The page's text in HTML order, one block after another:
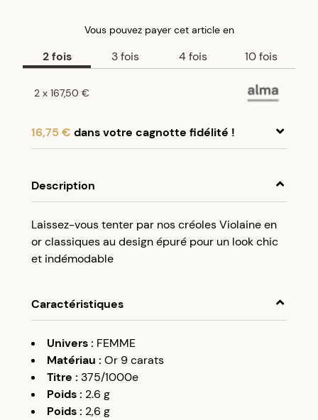
Vous pouvez payer cet articleen
2fois 3fois 4fois 10fois
2 x 167,50 €
16,75 € dans votre cagnotte fidélité !
compte client et cumulez 5% de vos achats dans
votre cagnotte fidélité sans minimum d’achat.
Utilisez votre cagnotte de fidélité dès votre
Description
Laissez-vous tenter par nos créoles Violaine en
or classiques au design épuré pour un look chic
et indémodable
Caractéristiques
Univers: FEMME
Matériau : Or 9 carats
Titre : 375/1000e
Poids: 2.6 g
Poids: 2,6 g